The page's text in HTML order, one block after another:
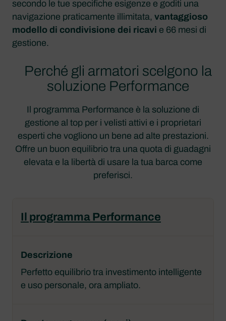
secondo le tue specifiche esigenze e goditi una
navigazione praticamente illimitata, vantaggioso
modello di condivisione dei ricavi e 66 mesi di
gestione.
Perché gli armatori scelgono la
soluzione Performance
Il programma Performance è la soluzione di
gestione al top per i velisti attivi e i proprietari
esperti che vogliono un bene ad alte prestazioni.
Offre un buon equilibrio tra una quota di guadagni
elevata e la libertà di usare la tua barca come
preferisci.
Il programma Performance
Perfetto equilibrio tra investimento intelligente
e uso personale, ora ampliato.